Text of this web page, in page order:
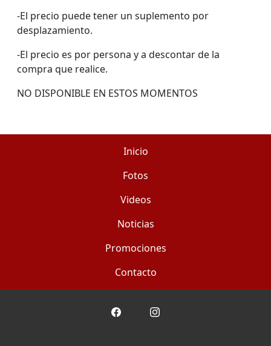
-El precio puede tener un suplemento por
desplazamiento.
-El precio es por persona y a descontar de la
compra que realice.
NO DISPONIBLE EN ESTOS MOMENTOS
Inicio
Fotos
Videos
Noticias
Promociones
Contacto